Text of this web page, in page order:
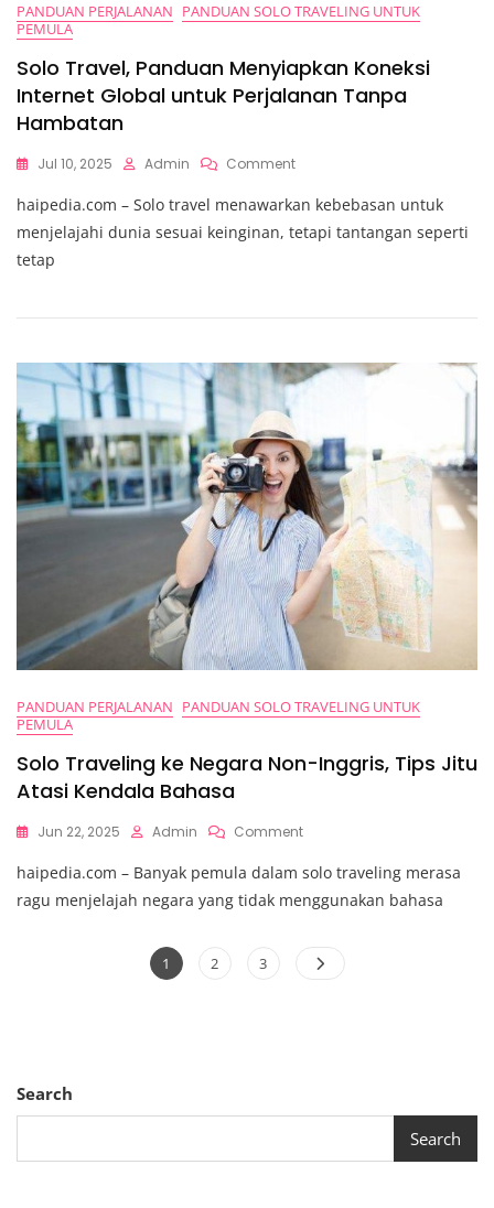
PANDUAN PERJALANAN PANDUAN SOLO TRAVELING UNTUK
PEMULA
Solo Travel, Panduan Menyiapkan Koneksi
Internet Global untuk Perjalanan Tanpa
Hambatan
Jul 10, 2025 Admin CommentOn
Travel,
Panduan
Menyiapkan
Tanpa
haipedia.com – Solo travel menawarkan kebebasan untuk
menjelajahi dunia sesuai keinginan, tetapi tantangan seperti
tetap
PANDUAN PERJALANAN PANDUAN SOLO TRAVELING UNTUK
PEMULA
Solo Traveling ke Negara Non-Inggris, Tips Jitu
Atasi Kendala Bahasa
Jun 22, 2025 Admin CommentOn
Traveling
Ke
Negara
Inggris,
Tips
haipedia.com – Banyak pemula dalam solo traveling merasa
ragu menjelajah negara yang tidak menggunakan bahasa
Posts
Page
1 Page
2 Page
3
Search
Search